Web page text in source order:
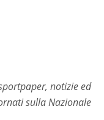
notizie ed
sulla Nazionale